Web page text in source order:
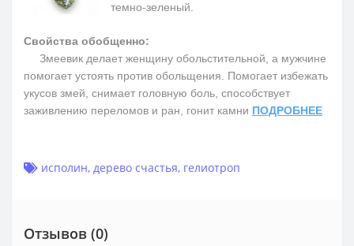
темно-зеленый.
Свойства обобщенно:
Змеевик делает женщину обольстительной, а мужчине
помогает устоять против обольщения. Помогает избежать
укусов змей, снимает головную боль, способствует
заживлению переломов и ран, гонит камни ПОДРОБНЕЕ
исполин, дерево счастья, гелиотроп
Отзывов (0)